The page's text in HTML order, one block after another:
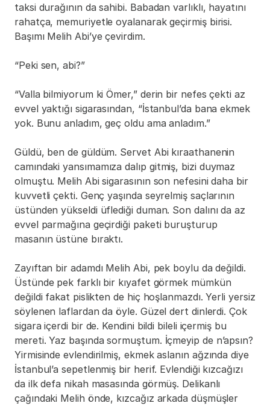
taksi durağının da sahibi. Babadan varlıklı, hayatını
rahatça, memuriyetle oyalanarak geçirmiş birisi.
Başımı Melih Abi’ye çevirdim.
“Peki sen, abi?”
“Valla bilmiyorum ki Ömer,” derin bir nefes çekti az
evvel yaktığı sigarasından, “İstanbul’da bana ekmek
yok. Bunu anladım, geç oldu ama anladım.”
Güldü, ben de güldüm. Servet Abi kıraathanenin
camındaki yansımamıza dalıp gitmiş, bizi duymaz
olmuştu. Melih Abi sigarasının son nefesini daha bir
kuvvetli çekti. Genç yaşında seyrelmiş saçlarının
üstünden yükseldi üflediği duman. Son dalını da az
evvel parmağına geçirdiği paketi buruşturup
masanın üstüne bıraktı.
Zayıftan bir adamdı Melih Abi, pek boylu da değildi.
Üstünde pek farklı bir kıyafet görmek mümkün
değildi fakat pislikten de hiç hoşlanmazdı. Yerli yersiz
söylenen laflardan da öyle. Güzel dert dinlerdi. Çok
sigara içerdi bir de. Kendini bildi bileli içermiş bu
mereti. Yaz başında sormuştum. İçmeyip de n’apsın?
Yirmisinde evlendirilmiş, ekmek aslanın ağzında diye
İstanbul’a sepetlenmiş bir herif. Evlendiği kızcağızı
da ilk defa nikah masasında görmüş. Delikanlı
çağındaki Melih önde, kızcağız arkada düşmüşler